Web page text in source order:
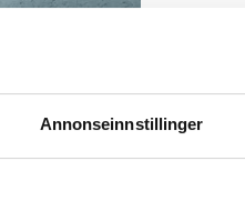
Annonseinnstillinger